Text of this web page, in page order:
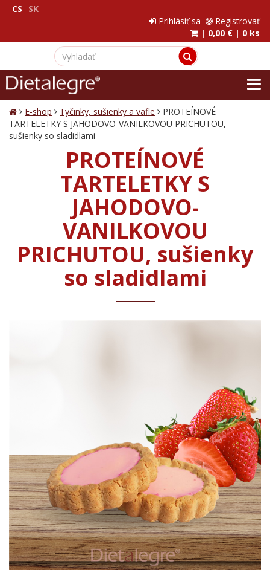
CS
SK
Prihlásiť sa
Registrovať
| 0,00 € | 0 ks
E-shop Tyčinky, sušienky a vafle
PROTEÍNOVÉ
TARTELETKY S JAHODOVO-VANILKOVOU PRICHUTOU,
sušienky so sladidlami
PROTEÍNOVÉ
TARTELETKY S
JAHODOVO-
VANILKOVOU
PRICHUTOU, sušienky
so sladidlami